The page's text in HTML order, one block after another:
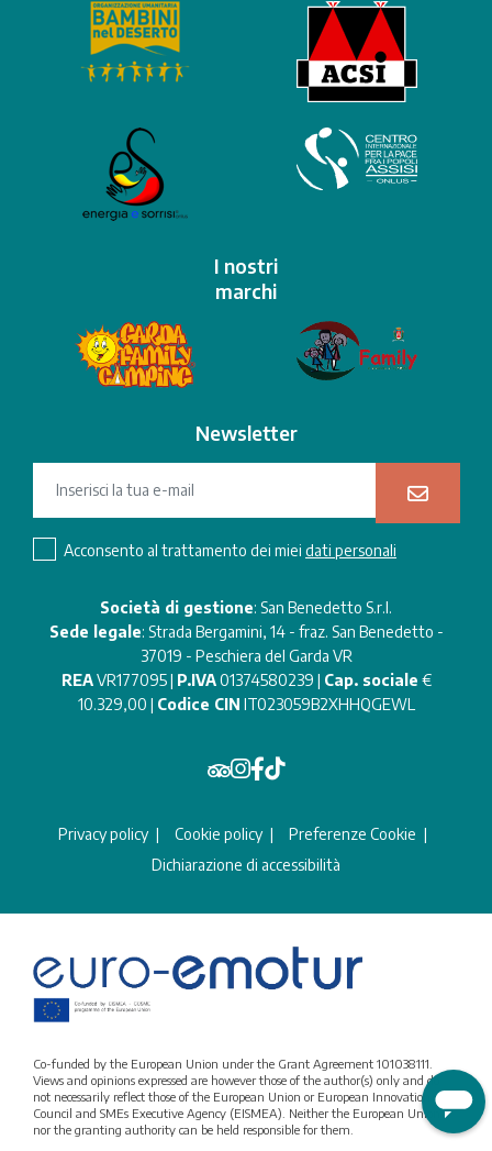
I nostri
marchi
Newsletter
Acconsento al trattamento dei miei dati personali
Società di gestione: San Benedetto S.r.l.
Sede legale: Strada Bergamini, 14 - fraz. San Benedetto -
37019 - Peschiera del Garda VR
REAVR177095 | P.IVA01374580239 | Cap. sociale €
10.329,00 | Codice CIN IT023059B2XHHQGEWL
Privacy policy Cookie policy
Preferenze Cookie
Dichiarazione di accessibilità
Co-funded by the European Union under the Grant Agreement 101038111.
Views and opinions expressed are however those of the author(s) only and do
not necessarily reflect those of the European Union or European Innovation
Council and SMEs Executive Agency (EISMEA). Neither the European Union
nor the granting authority can be held responsible for them.